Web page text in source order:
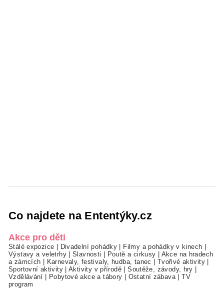
Co najdete na Ententýky.cz
Akce pro děti
Stálé expozice Divadelní pohádky Filmy a pohádky v kinech
Výstavy a veletrhy|Slavnosti Poutě a cirkusy
Akce na hradech
a zámcích
Karnevaly, festivaly, hudba, tanec Tvořivé aktivity
Sportovní aktivity|Aktivity v přírodě |Soutěže, závody, hry
Vzdělávání
Pobytové akce a tábory Ostatní zábava |TV
program